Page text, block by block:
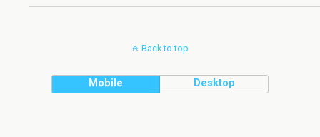
Back to top
Mobile Desktop